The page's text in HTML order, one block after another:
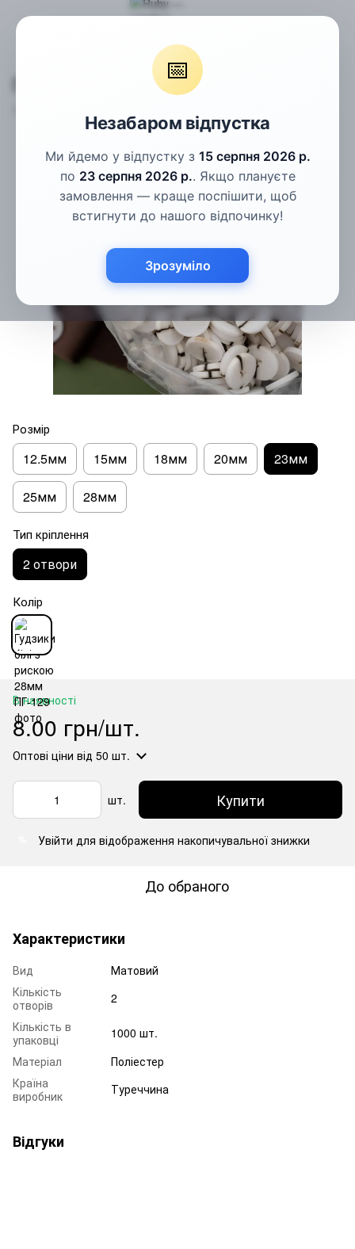
📅
Незабаром відпустка
Ми йдемо у відпустку з 15 серпня 2026 р.
по 23 серпня 2026 р.. Якщо плануєте
замовлення — краще поспішити, щоб
встигнути до нашого відпочинку!
Зрозуміло
Пальтові гудзики Гудзики білі з рискою 23мм
Гудзики білі з рискою 23мм
Розмір
12.5мм 15мм 18мм 20мм 23мм
25мм 28мм
Тип кріплення
2 отвори
Колір
В наявності
8.00 грн/шт.
Оптові ціни від 50 шт.
шт. Купити
Увійти для відображення накопичувальної знижки
До обраного
Характеристики
Вид
Матовий
Кількість
отворів
2
Кількість в
упаковці
1000 шт.
Матеріал
Поліестер
Країна
виробник
Туреччина
Відгуки